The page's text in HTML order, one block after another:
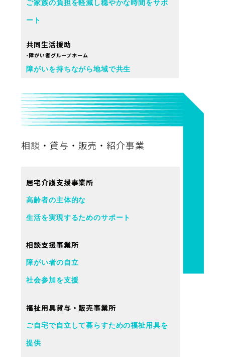
ご家族の負担を軽減し穏やかな時間をサポ
ート
共同生活援助
-障がい者グループホーム
障がいを持ちながら地域で共生
相談・貸与・販売・紹介事業
居宅介護支援事業所
高齢者の主体的な
生活を実現するためのサポート
相談支援事業所
障がい者の自立
社会参加を支援
福祉用具貸与・販売事業所
ご自宅で自立して暮らすための福祉用具を
提供